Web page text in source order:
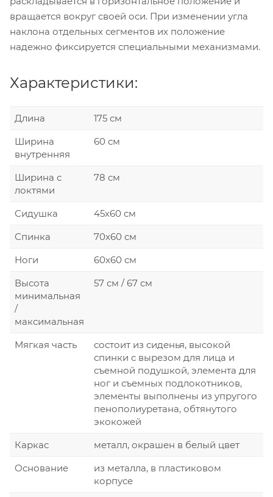
вращается вокруг своей оси. При изменении угла
наклона отдельных сегментов их положение
надежно фиксируется специальными механизмами.
Характеристики:
Длина
175 см
Ширина
внутренняя
60 см
Ширина с
локтями
78 см
Сидушка
45х60 см
Спинка
70х60 см
Ноги
60х60 см
Высота
минимальная
/
максимальная
57 см / 67 см
Мягкая часть
состоит из сиденья, высокой
спинки с вырезом для лица и
съемной подушкой, элемента для
ног и съемных подлокотников,
элементы выполнены из упругого
пенополиуретана, обтянутого
экокожей
Каркас
металл, окрашен в белый цвет
Основание
из металла, в пластиковом
корпусе